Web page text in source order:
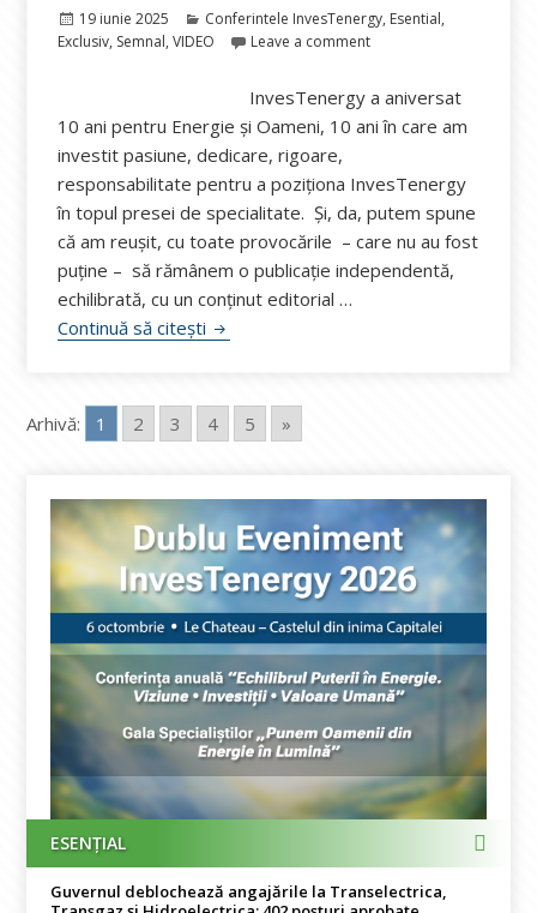
Publicat
pe
19 iunie 2025 Categorii
Conferintele InvesTenergy, Esential,
Exclusiv, Semnal,VIDEO Leave a comment
InvesTenergy a aniversat
10 ani pentru Energie și Oameni, 10 ani în care am
investit pasiune, dedicare, rigoare,
responsabilitate pentru a poziționa InvesTenergy
în topul presei de specialitate. Și, da, putem spune
că am reușit, cu toate provocările – care nu au fost
puține – să rămânem o publicație independentă,
echilibrată, cu un conținut editorial …
Continuă să citești VIDEO Aniversar InvesTenergy – 10
Arhivă: 1 2 3 4 5 »
ESENȚIAL
Guvernul deblochează angajările la Transelectrica,